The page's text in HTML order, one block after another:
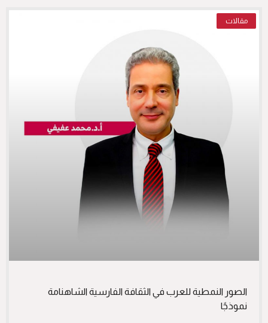
مقالات
الصور النمطية للعرب في الثقافة الفارسية الشاهنامة
نموذجًا